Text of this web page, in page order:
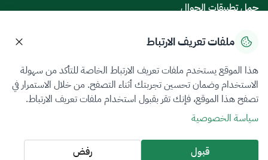
حمل تطبيقات الجوال
سياسة الخصوصيةشروط الاستخدامخريطة الموقع
جميع الحقوق محفوظة 2026 © ZATCA.GOV.SA
تم تطويره وصيانته بواسطة هيئة الزكاة والضريبة والجمارك
آخر تحديث للموقع في
ملفات تعريف الارتباط
هذا الموقع يستخدم ملفات تعريف الارتباط الخاصة للتأكد من سهولة
الاستخدام وضمان تحسين تجربتك أثناء التصفح. من خلال الاستمرار في
تصفح هذا الموقع، فإنك تقر بقبول استخدام ملفات تعريف الارتباط.
سياسة الخصوصية
قبول رفض